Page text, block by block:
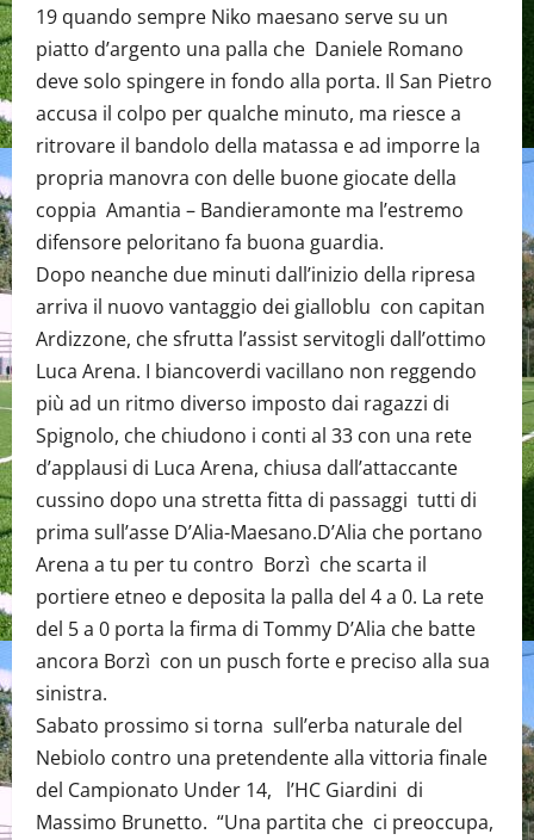
19 quando sempre Niko maesano serve su un
piatto d’argento una palla che Daniele Romano
deve solo spingere in fondo alla porta. Il San Pietro
accusa il colpo per qualche minuto, ma riesce a
ritrovare il bandolo della matassa e ad imporre la
propria manovra con delle buone giocate della
coppia Amantia – Bandieramonte ma l’estremo
difensore peloritano fa buona guardia.
Dopo neanche due minuti dall’inizio della ripresa
arriva il nuovo vantaggio dei gialloblu con capitan
Ardizzone, che sfrutta l’assist servitogli dall’ottimo
Luca Arena. I biancoverdi vacillano non reggendo
più ad un ritmo diverso imposto dai ragazzi di
Spignolo, che chiudono i conti al 33 con una rete
d’applausi di Luca Arena, chiusa dall’attaccante
cussino dopo una stretta fitta di passaggi tutti di
prima sull’asse D’Alia-Maesano.D’Alia che portano
Arena a tu per tu contro Borzì che scarta il
portiere etneo e deposita la palla del 4 a 0. La rete
del 5 a 0 porta la firma di Tommy D’Alia che batte
ancora Borzì con un pusch forte e preciso alla sua
sinistra.
Sabato prossimo si torna sull’erba naturale del
Nebiolo contro una pretendente alla vittoria finale
del Campionato Under 14, l’HC Giardini di
Massimo Brunetto. “Una partita che ci preoccupa,